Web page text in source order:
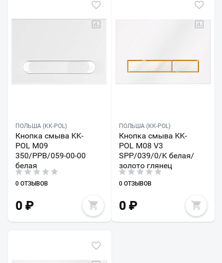
ПОЛЬША (KK-POL)
Кнопка смыва KK-
POL M09
350/PPB/059-00-00
белая
0 ОТЗЫВОВ
0 ₽
ПОЛЬША (KK-POL)
Кнопка смыва KK-
POL M08 V3
SPP/039/0/K белая/
золото глянец
0 ОТЗЫВОВ
0₽